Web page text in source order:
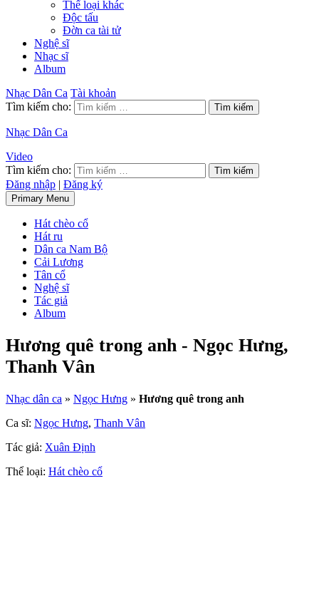
Thể loại khác
Độc tấu
Đờn ca tài tử
Nghệ sĩ
Nhạc sĩ
Album
Nhạc Dân Ca Tài khoản
Tìm kiếm cho:
Nhạc Dân Ca
Video
Tìm kiếm cho:
Đăng nhập | Đăng ký
Primary Menu
Hát chèo cổ
Hát ru
Dân ca Nam Bộ
Cải Lương
Tân cổ
Nghệ sĩ
Tác giả
Album
Hương quê trong anh - Ngọc Hưng,
Thanh Vân
Nhạc dân ca » Ngọc Hưng » Hương quê trong anh
Ca sĩ: Ngọc Hưng, Thanh Vân
Tác giả: Xuân Định
Thể loại: Hát chèo cổ